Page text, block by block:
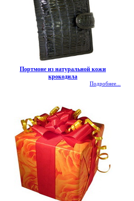
Портмоне из натуральной кожи
крокодила
Подробнее...